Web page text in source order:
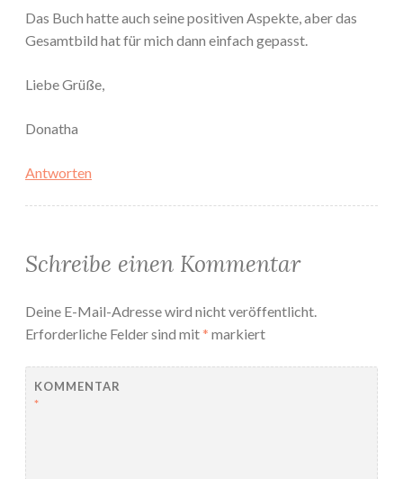
Das Buch hatte auch seine positiven Aspekte, aber das
Gesamtbild hat für mich dann einfach gepasst.
Liebe Grüße,
Donatha
Antworten
Schreibe einen Kommentar
Deine E-Mail-Adresse wird nicht veröffentlicht.
Erforderliche Felder sind mit* markiert
KOMMENTAR
*